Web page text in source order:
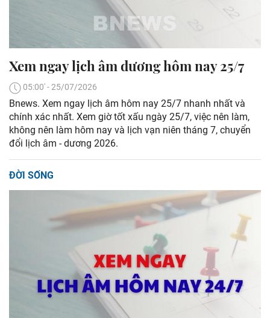
Xem ngay lịch âm dương hôm nay 25/7
05:00' - 25/07/2026
Bnews. Xem ngay lịch âm hôm nay 25/7 nhanh nhất và
chính xác nhất. Xem giờ tốt xấu ngày 25/7, việc nên làm,
không nên làm hôm nay và lịch vạn niên tháng 7, chuyển
đổi lịch âm - dương 2026.
ĐỜI SỐNG